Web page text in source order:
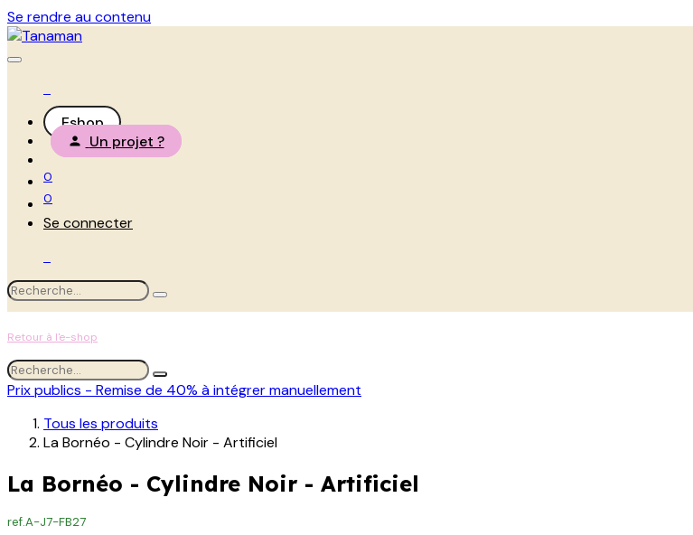
Se rendre au contenu
Eshop
Un projet ?
0
0
Se connecter
Retour à l'e-shop
Prix publics - Remise de 40% à intégrer manuellement
Tous les produits
La Bornéo - Cylindre Noir - Artificiel
La Bornéo - Cylindre Noir - Artificiel
ref.A-J7-FB27